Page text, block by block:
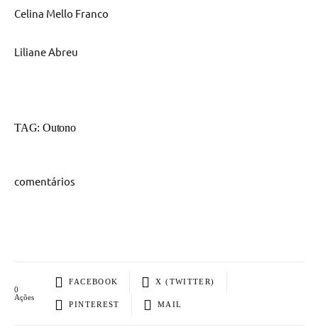
Celina Mello Franco
Liliane Abreu
TAG: Outono
comentários
0
Ações
FACEBOOK X (TWITTER)
PINTEREST MAIL